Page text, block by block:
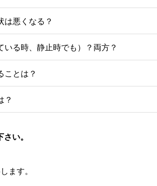
は悪くなる？
いる時、静止時でも）？両方？
ことは？
？
い。
ます。